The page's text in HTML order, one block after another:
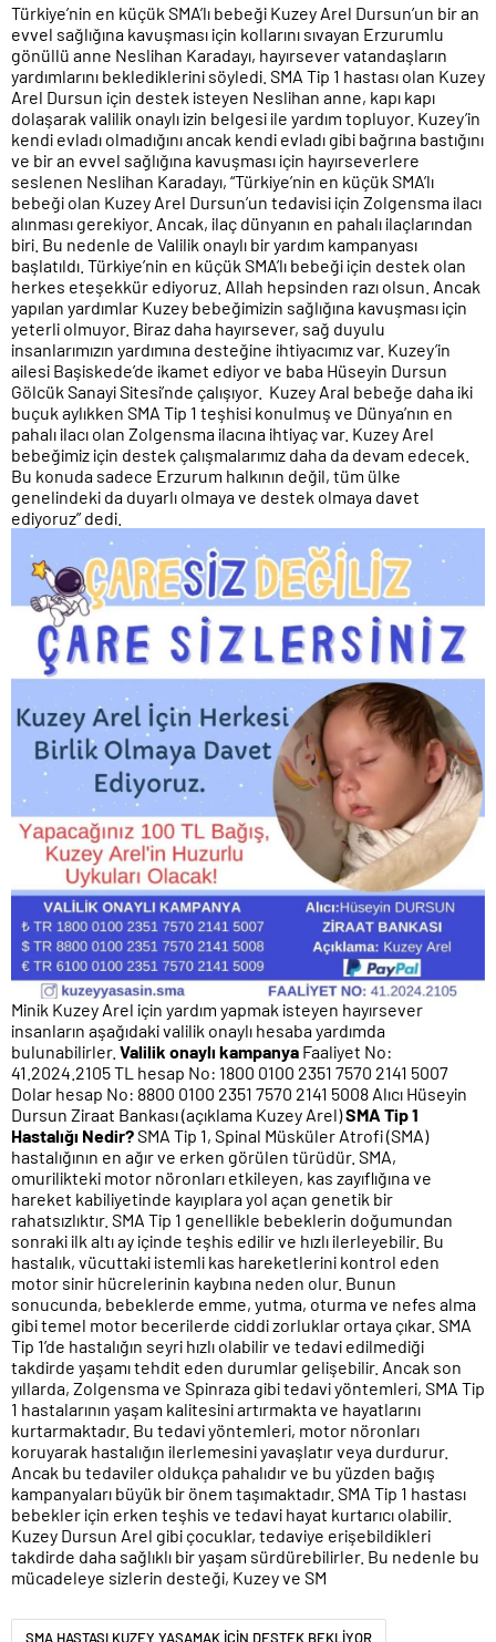
Türkiye’nin en küçük SMA’lı bebeği Kuzey Arel Dursun’un bir an
evvel sağlığına kavuşması için kollarını sıvayan Erzurumlu
gönüllü anne Neslihan Karadayı, hayırsever vatandaşların
yardımlarını beklediklerini söyledi. SMA Tip 1 hastası olan Kuzey
Arel Dursun için destek isteyen Neslihan anne, kapı kapı
dolaşarak valilik onaylı izin belgesi ile yardım topluyor. Kuzey’in
kendi evladı olmadığını ancak kendi evladı gibi bağrına bastığını
ve bir an evvel sağlığına kavuşması için hayırseverlere
seslenen Neslihan Karadayı, “Türkiye’nin en küçük SMA’lı
bebeği olan Kuzey Arel Dursun’un tedavisi için Zolgensma ilacı
alınması gerekiyor. Ancak, ilaç dünyanın en pahalı ilaçlarından
biri. Bu nedenle de Valilik onaylı bir yardım kampanyası
başlatıldı. Türkiye’nin en küçük SMA’lı bebeği için destek olan
herkes eteşekkür ediyoruz. Allah hepsinden razı olsun. Ancak
yapılan yardımlar Kuzey bebeğimizin sağlığına kavuşması için
yeterli olmuyor. Biraz daha hayırsever, sağ duyulu
insanlarımızın yardımına desteğine ihtiyacımız var. Kuzey’in
ailesi Başiskede’de ikamet ediyor ve baba Hüseyin Dursun
Gölcük Sanayi Sitesi’nde çalışıyor. Kuzey Aral bebeğe daha iki
buçuk aylıkken SMA Tip 1 teşhisi konulmuş ve Dünya’nın en
pahalı ilacı olan Zolgensma ilacına ihtiyaç var. Kuzey Arel
bebeğimiz için destek çalışmalarımız daha da devam edecek.
Bu konuda sadece Erzurum halkının değil, tüm ülke
genelindeki da duyarlı olmaya ve destek olmaya davet
ediyoruz” dedi.
Minik Kuzey Arel için yardım yapmak isteyen hayırsever
insanların aşağıdaki valilik onaylı hesaba yardımda
bulunabilirler. Valilik onaylı kampanya Faaliyet No:
41.2024.2105 TL hesap No: 1800 0100 2351 7570 2141 5007
Dolar hesap No: 8800 0100 2351 7570 2141 5008 Alıcı Hüseyin
Dursun Ziraat Bankası (açıklama Kuzey Arel)SMA Tip 1
Hastalığı Nedir?SMA Tip 1, Spinal Müsküler Atrofi (SMA)
hastalığının en ağır ve erken görülen türüdür. SMA,
omurilikteki motor nöronları etkileyen, kas zayıflığına ve
hareket kabiliyetinde kayıplara yol açan genetik bir
rahatsızlıktır. SMA Tip 1 genellikle bebeklerin doğumundan
sonraki ilk altı ay içinde teşhis edilir ve hızlı ilerleyebilir. Bu
hastalık, vücuttaki istemli kas hareketlerini kontrol eden
motor sinir hücrelerinin kaybına neden olur. Bunun
sonucunda, bebeklerde emme, yutma, oturma ve nefes alma
gibi temel motor becerilerde ciddi zorluklar ortaya çıkar. SMA
Tip 1’de hastalığın seyri hızlı olabilir ve tedavi edilmediği
takdirde yaşamı tehdit eden durumlar gelişebilir. Ancak son
yıllarda, Zolgensma ve Spinraza gibi tedavi yöntemleri, SMA Tip
1 hastalarının yaşam kalitesini artırmakta ve hayatlarını
kurtarmaktadır. Bu tedavi yöntemleri, motor nöronları
koruyarak hastalığın ilerlemesini yavaşlatır veya durdurur.
Ancak bu tedaviler oldukça pahalıdır ve bu yüzden bağış
kampanyaları büyük bir önem taşımaktadır. SMA Tip 1 hastası
bebekler için erken teşhis ve tedavi hayat kurtarıcı olabilir.
Kuzey Dursun Arel gibi çocuklar, tedaviye erişebildikleri
takdirde daha sağlıklı bir yaşam sürdürebilirler. Bu nedenle bu
mücadeleye sizlerin desteği, Kuzey ve SM
SMA HASTASI KUZEY YAŞAMAK İÇİN DESTEK BEKLİYOR